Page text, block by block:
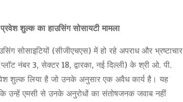
शुल्क का हाउसिंग सोसायटी मामला
सोसाइटियों (सीजीएचएस) में हो रहे अपराध और भ्रष्टाचार
नंबर 3, सेक्टर 18, द्वारका, नई दिल्ली) के श्री ओ. पी.
शुल्क लिया है जो उनके अनुसार एक अवैध कार्य है। यह
उन्हें एमसी से उनके अनुरोधों का संतोषजनक जवाब नहीं